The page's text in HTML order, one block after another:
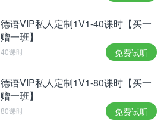
德语VIP私人定制1V1-40课时【买一
赠一班】
40课时 免费试听
德语VIP私人定制1V1-80课时【买一
赠一班】
80课时 免费试听